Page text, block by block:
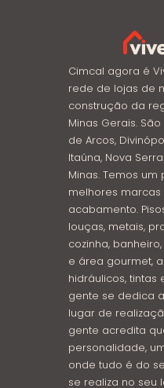
Cimcal agora é
rede de lojas de
construção da
Minas Gerais.
de Arcos,
Itaúna, Nova
Minas. Temos
melhores
acabamento.
louças, metais,
cozinha,
e área gourmet,
hidráulicos, tintas
gente se dedica
lugar de
gente acredita
personalidade,
onde tudo é do
se realiza no seu